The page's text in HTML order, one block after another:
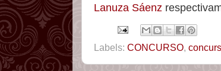
Lanuza Sáenz
Labels: CONCURSO,